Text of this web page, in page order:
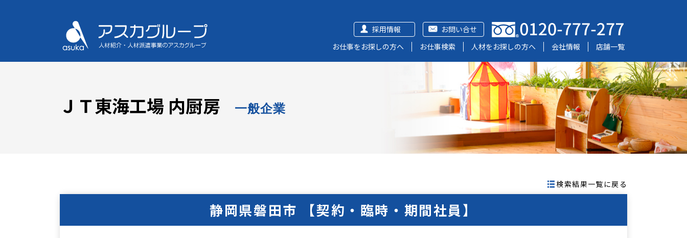
お問い合せ
採用情報
お仕事をお探しの方へ
お仕事検索 人材をお探しの方へ 会社情報 店舗一覧
ＪＴ東海工場 内厨房 一般企業
検索結果一覧に戻る
静岡県磐田市 【契約・臨時・期間社員】